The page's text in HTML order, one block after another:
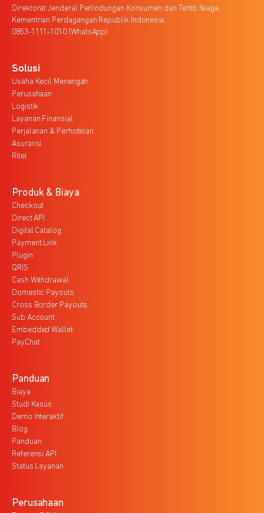
Direktorat Jenderal Perlindungan Konsumen dan Tertib Niaga,
Kementrian Perdagangan Republik Indonesia,
0853-1111-1010 (WhatsApp)
Solusi
Usaha Kecil Menengah
Perusahaan
Logistik
Layanan Finansial
Perjalanan & Perhotelan
Asuransi
Ritel
Produk & Biaya
Checkout
Direct API
Digital Catalog
Payment Link
Plugin
QRIS
Cash Withdrawal
Domestic Payouts
Cross Border Payouts
Sub Account
Embedded Wallet
PayChat
Panduan
Biaya
Studi Kasus
Demo Interaktif
Blog
Panduan
Referensi API
Status Layanan
Perusahaan